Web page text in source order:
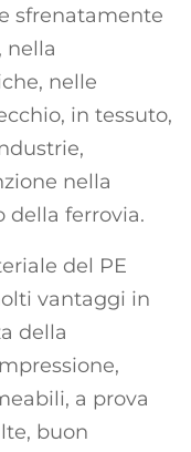
sfrenatamente
nella
nelle
in tessuto,
nella
ferrovia.
del PE
vantaggi in
della
a prova
buon